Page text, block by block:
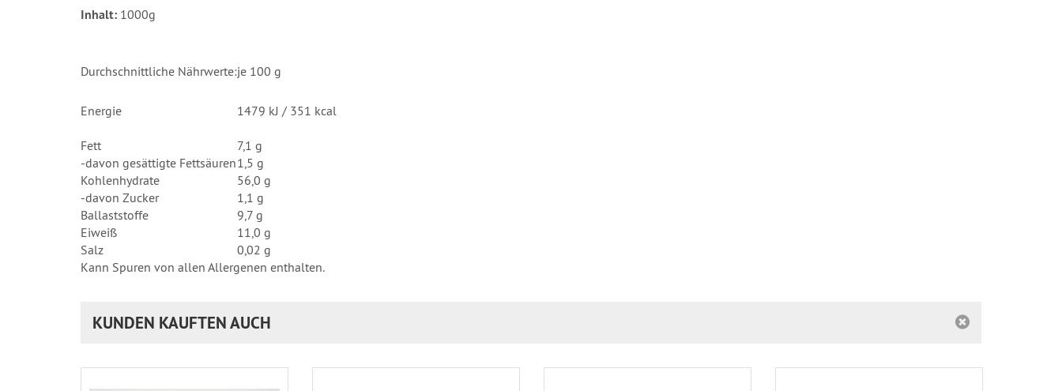
Inhalt: 1000g
Durchschnittliche Nährwerte:je 100 g
Energie 1479 kJ / 351 kcal
Fett
7,1 g
-davon gesättigte Fettsäuren1,5 g
Kohlenhydrate
56,0 g
-davon Zucker
1,1 g
Ballaststoffe
9,7 g
Eiweiß
11,0 g
Salz
0,02 g
Kann Spuren von allen Allergenen enthalten.
KUNDEN KAUFTEN AUCH